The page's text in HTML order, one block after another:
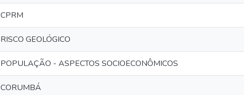
CPRM
RISCO GEOLÓGICO
POPULAÇÃO - ASPECTOS SOCIOECONÔMICOS
CORUMBÁ